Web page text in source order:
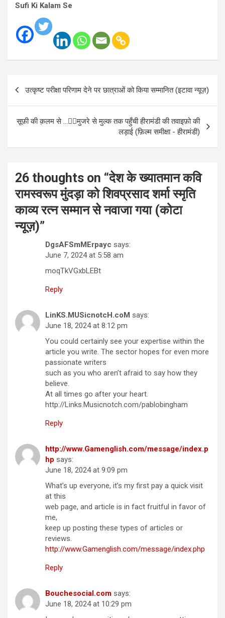
Sufi Ki Kalam Se
navigation
उत्कृष्ट परीक्षा परिणाम देने पर छात्राओं को किया सम्मानित (इटावा न्यूज़)
सूफ़ी की क़लम से …✍🏻मुजरे से मुल्क तक पहुँची हीरामंडी की तवाइफ़ो की
लड़ाई (फ़िल्म समीक्षा - हीरामंडी)
26 thoughts on “देश के ख्यातमान कवि
रामस्वरूप मुंदड़ा को शिवप्रसाद शर्मा स्मृति
काव्य रत्न सम्मान से नवाजा गया (कोटा
न्यूज़)”
DgsAFSmMErpayc says:
June 7, 2024 at 5:58 am
moqTkVGxbLEBt
Reply
LinKS.MUSicnotcH.coM says:
June 18, 2024 at 8:12 pm
You could certainly see your expertise within the
article you write. The sector hopes for even more
passionate writers
such as you who aren’t afraid to say how they
believe.
At all times go after your heart.
http://Links.Musicnotch.com/pablobingham
Reply
http://www.Gamenglish.com/message/index.p
hp says:
June 18, 2024 at 9:09 pm
What’s up everyone, it’s my first pay a quick visit
at this
web page, and article is in fact fruitful in favor of
me,
keep up posting these types of articles or
reviews.
http://www.Gamenglish.com/message/index.php
Reply
Bouchesocial.com says:
June 18, 2024 at 10:29 pm